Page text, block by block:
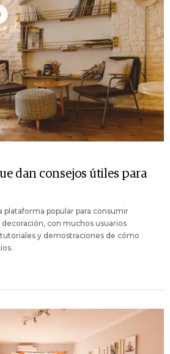
dan consejos útiles para
popular para consumir
con muchos usuarios
y demostraciones de cómo